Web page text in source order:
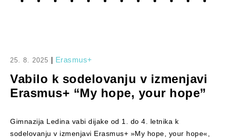
25. 8. 2025 Erasmus+
Vabilo k sodelovanju v izmenjavi
Erasmus+ “My hope, your hope”
Gimnazija Ledina vabi dijake od 1. do 4. letnika k
sodelovanju v izmenjavi Erasmus+ »My hope, your hope«,